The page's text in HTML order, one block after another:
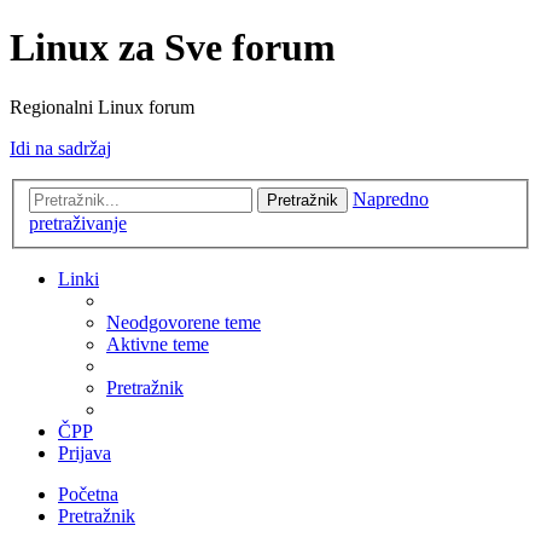
Linux za Sve forum
Regionalni Linux forum
Idi na sadržaj
Pretražnik
Napredno
pretraživanje
Linki
Neodgovorene teme
Aktivne teme
Pretražnik
ČPP
Prijava
Početna
Pretražnik